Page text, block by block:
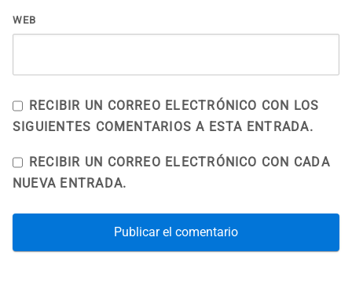
WEB
RECIBIR UN CORREO ELECTRÓNICO CON LOS
SIGUIENTES COMENTARIOS A ESTA ENTRADA.
RECIBIR UN CORREO ELECTRÓNICO CON CADA
NUEVA ENTRADA.